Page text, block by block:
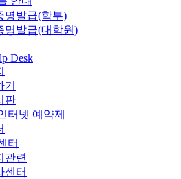
명발급(학부)
명발급(대학원)
Desk
판
터넷 예약제
터
관련
센터